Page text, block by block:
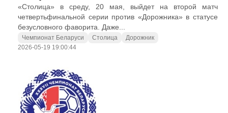
«Столица» в среду, 20 мая, выйдет на второй матч
четвертьфинальной серии против «Дорожника» в статусе
безусловного фаворита. Даже...
Чемпионат Беларуси Столица
Дорожник
2026-05-19 19:00:44